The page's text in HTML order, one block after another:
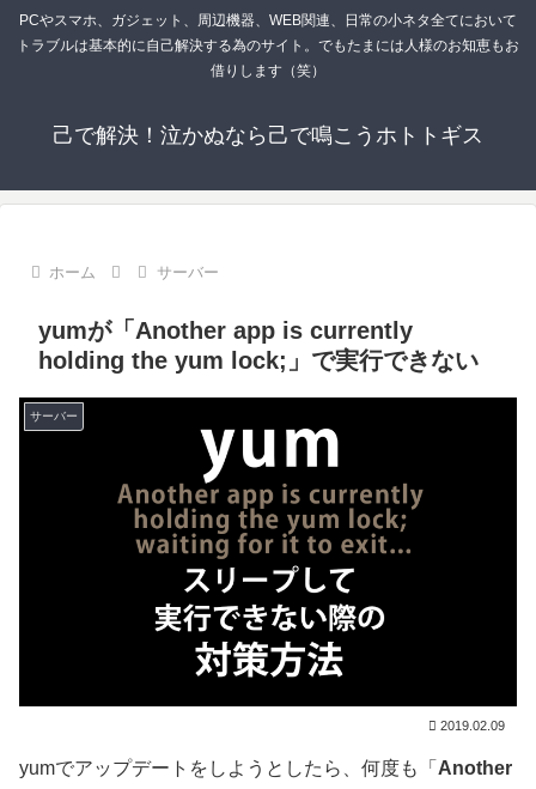
PCやスマホ、ガジェット、周辺機器、WEB関連、日常の小ネタ全てにおいて
トラブルは基本的に自己解決する為のサイト。でもたまには人様のお知恵もお
借りします（笑）
己で解決！泣かぬなら己で鳴こうホトトギス
ホーム サーバー
yumが「Another app is currently
holding the yum lock;」で実行できない
サーバー
2019.02.09
yumでアップデートをしようとしたら、何度も「 Another